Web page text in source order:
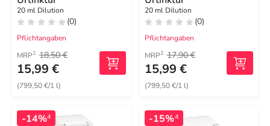
20 ml Dilution
(0)
Pflichtangaben
MRP2 18,50 €
15,99 €
(799,50 €/1 l)
20 ml Dilution
(0)
Pflichtangaben
MRP2 17,90 €
15,99 €
(799,50 €/1 l)
-14%4 -15%4